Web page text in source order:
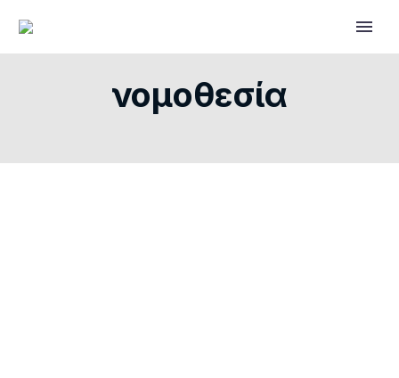
νομοθεσία